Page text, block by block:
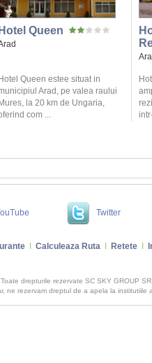
Hotel Queen
Hotel Queen estee situat in
Arad, pe valea raului
Mures, la 20 km de Ungaria,
com ...
Twitter
Calculeaza Ruta Retete
drepturile rezervate SC SKY GROUP
ne rezervam dreptul de a apela la institutiile